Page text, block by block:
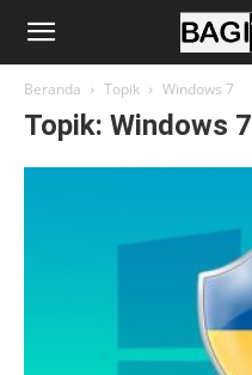
BagiTekno
Beranda Topik Windows 7
Topik: Windows 7